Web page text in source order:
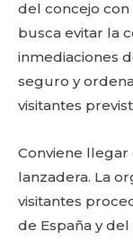
del concejo
busca evitar la
inmediaciones
seguro y
visitantes
Conviene llegar
lanzadera. La
visitantes
de España y